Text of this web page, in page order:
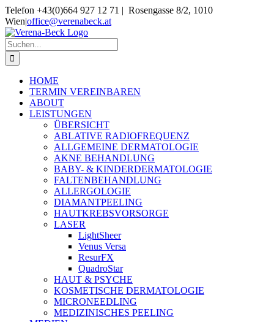
Skip
to
content
Telefon +43(0)664 927 12 71 | Rosengasse 8/2, 1010
Wien|office@verenabeck.at
Suche
nach:
HOME
TERMIN VEREINBAREN
ABOUT
LEISTUNGEN
ÜBERSICHT
ABLATIVE RADIOFREQUENZ
ALLGEMEINE DERMATOLOGIE
AKNE BEHANDLUNG
BABY- & KINDERDERMATOLOGIE
FALTENBEHANDLUNG
ALLERGOLOGIE
DIAMANTPEELING
HAUTKREBSVORSORGE
LASER
LightSheer
Venus Versa
ResurFX
QuadroStar
HAUT & PSYCHE
KOSMETISCHE DERMATOLOGIE
MICRONEEDLING
MEDIZINISCHES PEELING